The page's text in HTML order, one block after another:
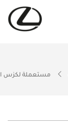
مستعملة لكزس